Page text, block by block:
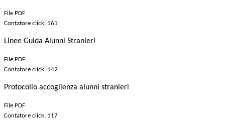
File PDF
Contatore click: 161
Linee Guida Alunni Stranieri
File PDF
Contatore click: 142
Protocollo accoglienza alunni stranieri
File PDF
Contatore click: 117